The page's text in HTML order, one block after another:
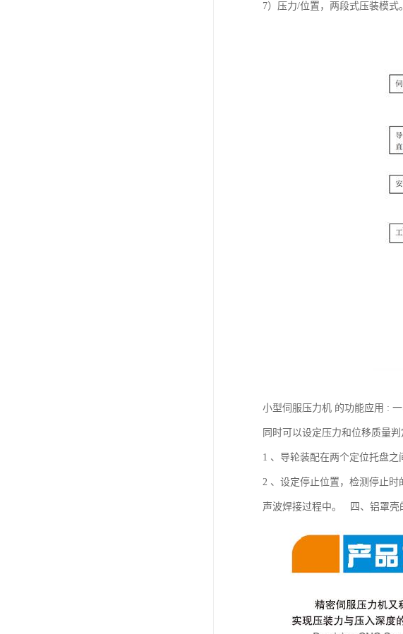
7）压力/位置，两段式压装模式。
小型伺服压力机 的功能应用 :
同时可以设定压力和位移质量
1 、导轮装配在两个定位托盘之
2 、设定停止位置，检测停止
声波焊接过程中。 四、铝罩壳